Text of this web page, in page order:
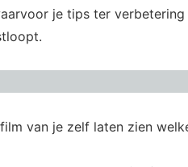
je tips ter
van je zelf laten zien